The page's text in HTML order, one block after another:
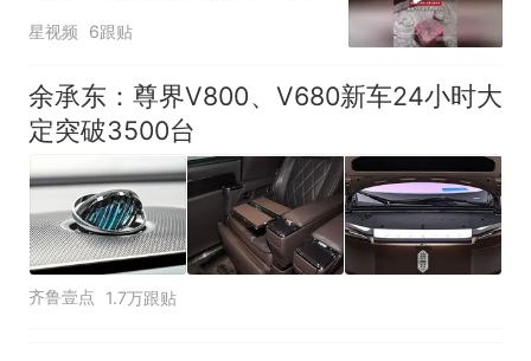
风口未延伸到外墙
星视频 6跟贴
余承东：尊界V800、V680新车24小时大
定突破3500台
齐鲁壹点 1.7万跟贴